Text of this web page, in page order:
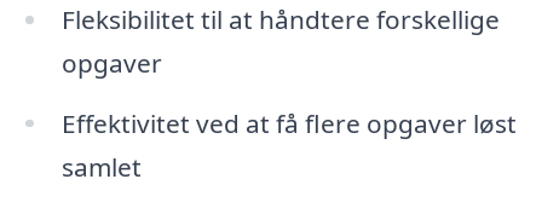
Fleksibilitet til at håndtere forskellige
opgaver
Effektivitet ved at få flere opgaver løst
samlet